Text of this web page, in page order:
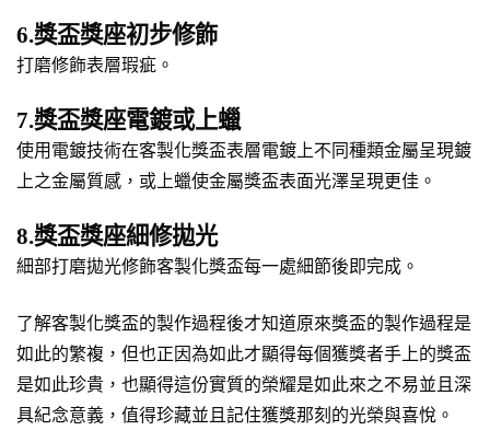
6.獎盃獎座初步修飾
打磨修飾表層瑕疵。
7.獎盃獎座電鍍或上蠟
使用電鍍技術在客製化獎盃表層電鍍上不同種類金屬呈現鍍
上之金屬質感，或上蠟使金屬獎盃表面光澤呈現更佳。
8.獎盃獎座細修拋光
細部打磨拋光修飾客製化獎盃每一處細節後即完成。
了解客製化獎盃的製作過程後才知道原來獎盃的製作過程是
如此的繁複，但也正因為如此才顯得每個獲獎者手上的獎盃
是如此珍貴，也顯得這份實質的榮耀是如此來之不易並且深
具紀念意義，值得珍藏並且記住獲獎那刻的光榮與喜悅。